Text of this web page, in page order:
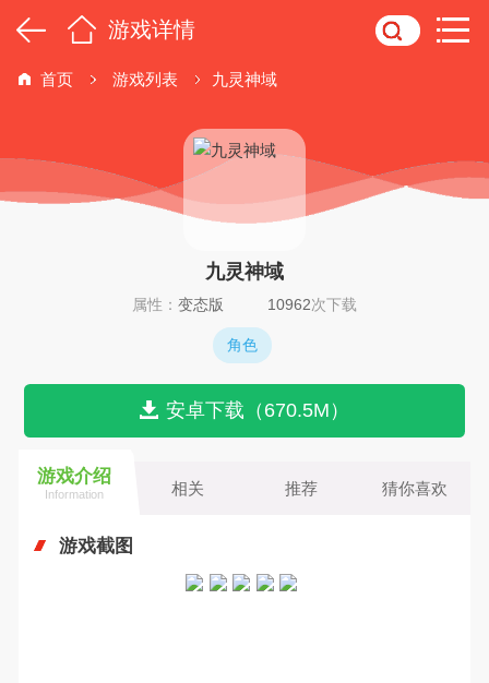
游戏详情
首页 游戏列表 九灵神域
九灵神域
属性： 变态版 10962次下载
角色
安卓下载（670.5M）
游戏介绍
Information 相关 推荐 猜你喜欢
游戏截图